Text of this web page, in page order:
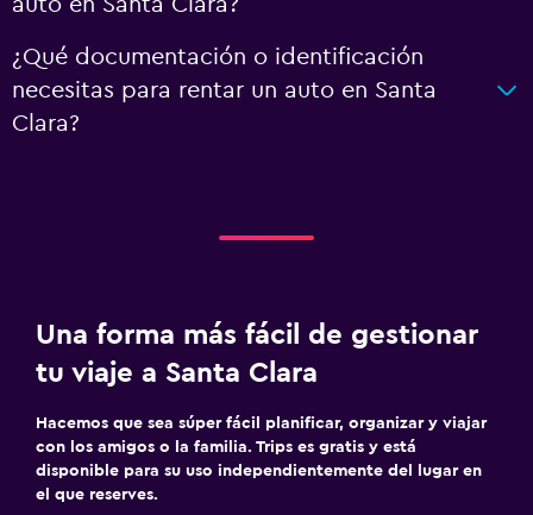
¿Qué documentación o identificación
necesitas para rentar un auto en Santa
Clara?
Una forma más fácil de gestionar
tu viaje a Santa Clara
Hacemos que sea súper fácil planificar, organizar y viajar
con los amigos o la familia. Trips es gratis y está
disponible para su uso independientemente del lugar en
el que reserves.